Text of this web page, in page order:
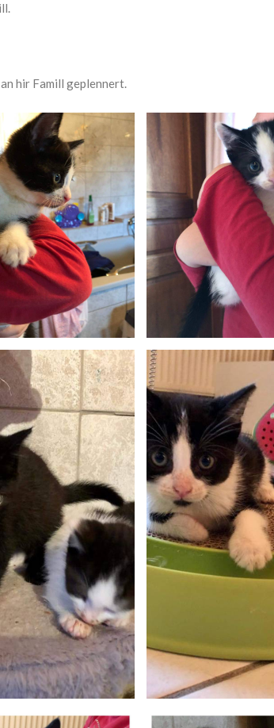
hir Famill geplennert.